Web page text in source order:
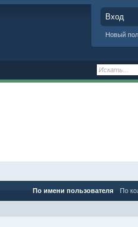
Вход
Новый
По имени пользователя По